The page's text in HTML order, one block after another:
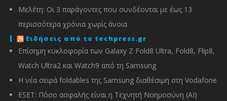
Μελέτη: Οι 3 παράγοντες που συνδέονται με έως 13
περισσότερα χρόνια χωρίς άνοια
Ειδήσεις από το techpress.gr
Επίσημη κυκλοφορία των Galaxy Z Fold8 Ultra, Fold8, Flip8,
Watch Ultra2 και Watch9 από τη Samsung
Η νέα σειρά foldables της Samsung διαθέσιμη στη Vodafone
ESET: Πόσο ασφαλής είναι η Τεχνητή Νοημοσύνη (AI)